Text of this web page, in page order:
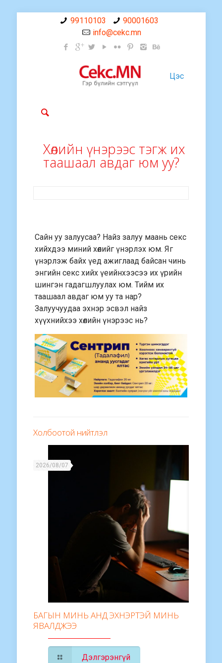
99110103
90001603
info@cekc.mn
Цэс
Хөлийн үнэрээс тэгж их
таашаал авдаг юм уу?
Сайн уу залуусаа? Найз залуу маань секс
хийхдээ миний хөлийг үнэрлэх юм. Яг
үнэрлэж байх үед ажиглаад байсан чинь
энгийн секс хийх үеийнхээсээ их үрийн
шингэн гадагшлуулах юм. Тийм их
таашаал авдаг юм уу та нар?
Залуучуудаа эхнэр эсвэл найз
хүүхнийхээ хөлийн үнэрээс нь?
Холбоотой нийтлэл
2026/08/07
БАГЫН МИНЬ АНД ЭХНЭРТЭЙ МИНЬ
ЯВАЛДЖЭЭ
Дэлгэрэнгүй